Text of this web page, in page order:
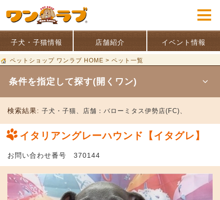
子犬・子猫情報 店舗紹介 イベント情報
ペットショップ ワンラブ HOME > ペット一覧
条件を指定して探す(開くワン)
検索結果: 子犬・子猫、 店舗： バローミタス伊勢店(FC)、
イタリアングレーハウンド【イタグレ】
お問い合わせ番号 370144